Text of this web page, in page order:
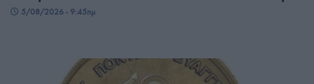
5/08/2026 - 9:45πμ